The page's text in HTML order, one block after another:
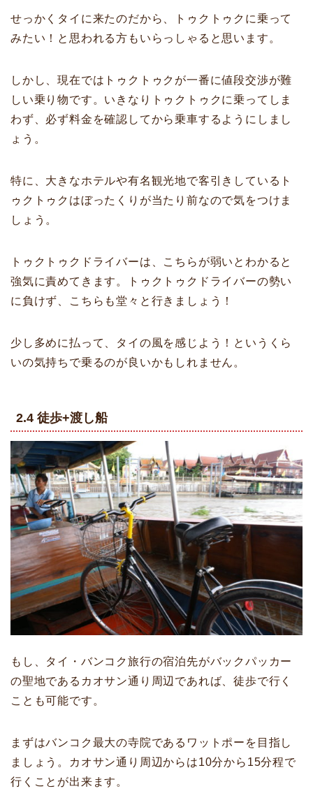
せっかくタイに来たのだから、トゥクトゥクに乗って
みたい！と思われる方もいらっしゃると思います。
しかし、現在ではトゥクトゥクが一番に値段交渉が難
しい乗り物です。いきなりトゥクトゥクに乗ってしま
わず、必ず料金を確認してから乗車するようにしまし
ょう。
特に、大きなホテルや有名観光地で客引きしているト
ゥクトゥクはぼったくりが当たり前なので気をつけま
しょう。
トゥクトゥクドライバーは、こちらが弱いとわかると
強気に責めてきます。トゥクトゥクドライバーの勢い
に負けず、こちらも堂々と行きましょう！
少し多めに払って、タイの風を感じよう！というくら
いの気持ちで乗るのが良いかもしれません。
2.4 徒歩+渡し船
もし、タイ・バンコク旅行の宿泊先がバックパッカー
の聖地であるカオサン通り周辺であれば、徒歩で行く
ことも可能です。
まずはバンコク最大の寺院であるワットポーを目指し
ましょう。カオサン通り周辺からは10分から15分程で
行くことが出来ます。